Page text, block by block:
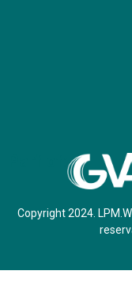
Copyright 2024.